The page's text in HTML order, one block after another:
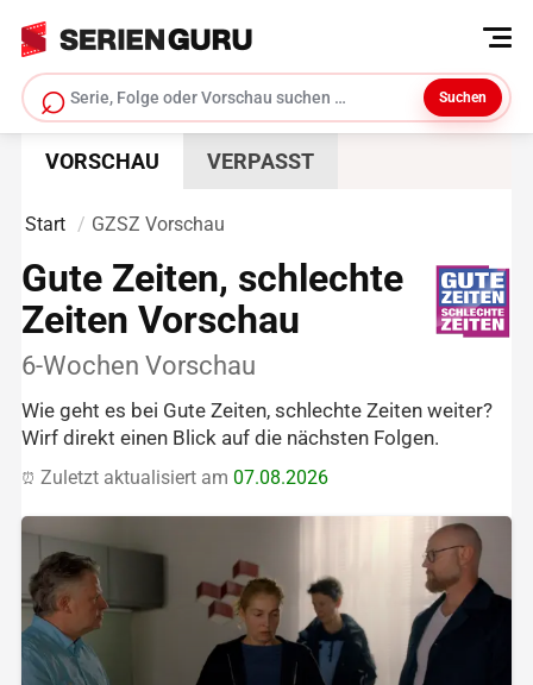
⌕
Serie suchen
Suchen
VORSCHAU VERPASST
Start GZSZ Vorschau
Gute Zeiten, schlechte
Zeiten Vorschau
6-Wochen Vorschau
Wie geht es bei Gute Zeiten, schlechte Zeiten weiter?
Wirf direkt einen Blick auf die nächsten Folgen.
⏰ Zuletzt aktualisiert am 07.08.2026